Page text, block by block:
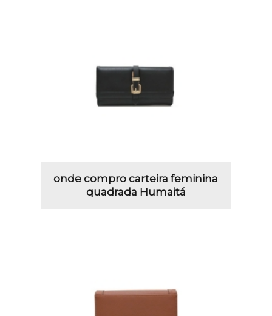
onde compro carteira feminina
quadrada Humaitá